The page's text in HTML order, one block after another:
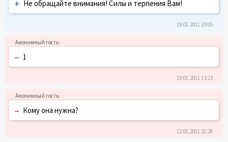
+ Не обращайте внимания! Силы и терпения Вам!
19.01.2011 23:05
– 1
19.01.2011 13:23
– Кому она нужна?
12.01.2011 21:28